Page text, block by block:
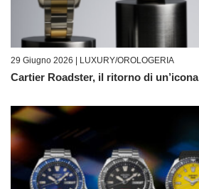
29 Giugno 2026 | LUXURY/OROLOGERIA
Cartier Roadster, il ritorno di un’icona